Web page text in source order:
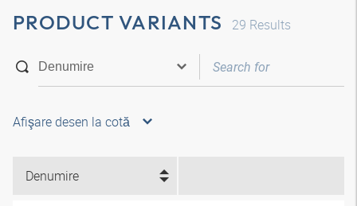
PRODUCT VARIANTS 29 Results
Afişare desen la cotă
Denumire